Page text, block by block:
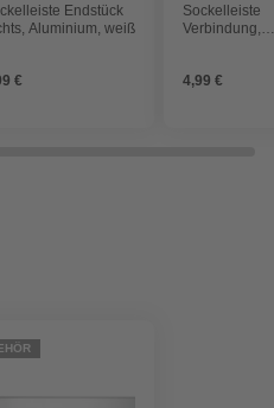
Endstück
Aluminium, weiß
€
Sockelleiste
Verbindung,
4,99 €